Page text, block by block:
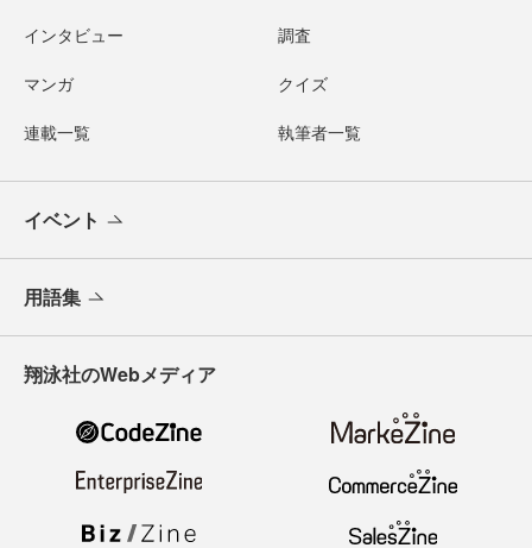
インタビュー 調査
マンガ クイズ
連載一覧 執筆者一覧
イベント
用語集
翔泳社のWebメディア